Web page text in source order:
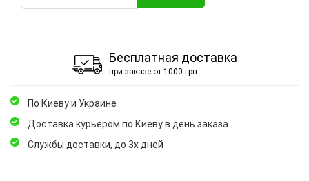
Бесплатная доставка
при заказе от 1000 грн
По Киеву и Украине
Доставка курьером по Киеву в день заказа
Службы доставки, до 3х дней